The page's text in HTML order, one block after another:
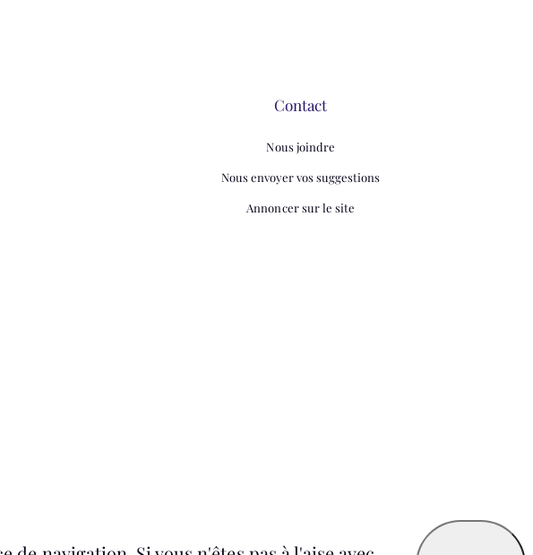
Contact
Nous joindre
Nous envoyer vos suggestions
Annoncer sur le site